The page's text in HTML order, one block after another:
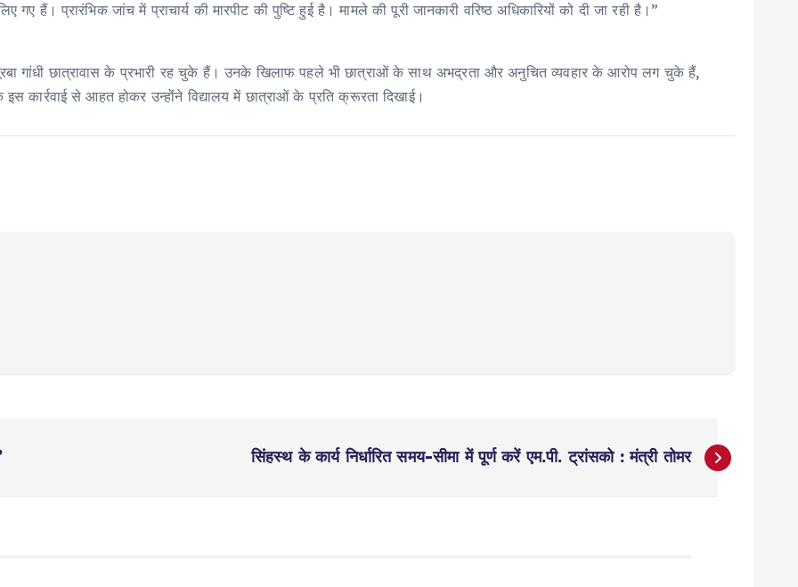
हैं। प्रारंभिक जांच में प्राचार्य की मारपीट की पुष्टि हुई है। मामले की पूरी जानकारी वरिष्ठ अधिकारियों को दी जा रही है।”
गांधी छात्रावास के प्रभारी रह चुके हैं। उनके खिलाफ पहले भी छात्राओं के साथ अभद्रता और अनुचित व्यवहार के आरोप लग चुके हैं,
कार्रवाई से आहत होकर उन्होंने विद्यालय में छात्राओं के प्रति क्रूरता दिखाई।
सिंहस्थ के कार्य निर्धारित समय-सीमा में पूर्ण करें एम.पी. ट्रांसको : मंत्री तोमर